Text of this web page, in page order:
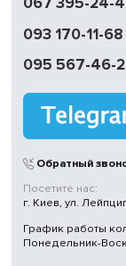
Обмен |
без
в
093 170-11-68
095 567-46-
Обратный
Посетите нас:
г. Киев, ул.
График работы
Понедельник-